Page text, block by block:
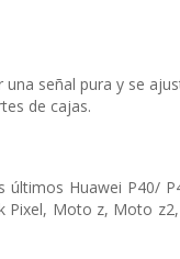
señal pura y se
de cajas.
Huawei P40/
Pixel, Moto z, Moto